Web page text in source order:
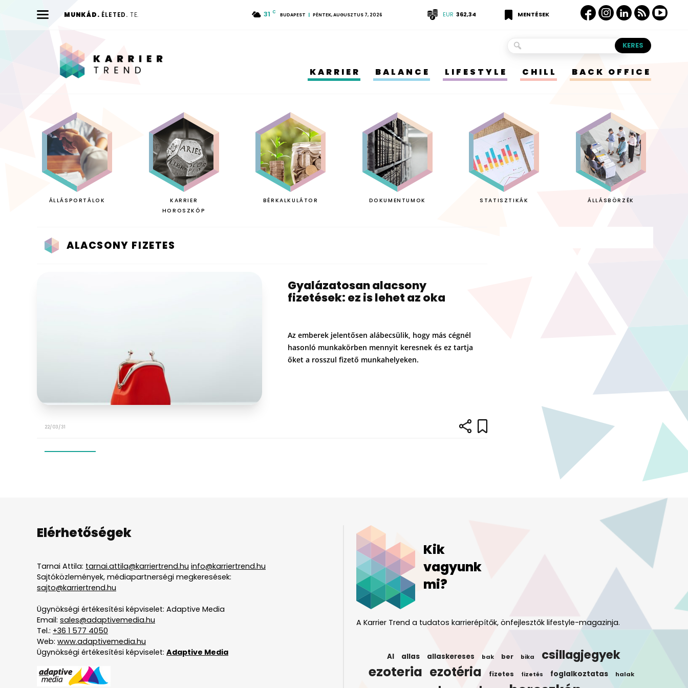
MUNKÁD. ÉLETED. TE. 31 C BUDAPEST PÉNTEK, AUGUSZTUS 7, 2026 EUR 362,34 MENTÉSEK
KARRIER BALANCE LIFESTYLE CHILL BACK OFFICE
ÁLLÁSPORTÁLOK
KARRIER
HOROSZKÓP
BÉRKALKULÁTOR DOKUMENTUMOK STATISZTIKÁK ÁLLÁSBÖRZÉK
ALACSONY FIZETES
Gyalázatosan alacsony
fizetések: ez is lehet az oka
Az emberek jelentősen alábecsülik, hogy más cégnél
hasonló munkakörben mennyit keresnek és ez tartja
őket a rosszul fizető munkahelyeken.
22/03/31
Elérhetőségek
Tarnai Attila: tarnai.attila@karriertrend.hu info@karriertrend.hu
Sajtóközlemények, médiapartnerségi megkeresések:
sajto@karriertrend.hu
Ügynökségi értékesítési képviselet: Adaptive Media
Email: sales@adaptivemedia.hu
Tel.: +36 1 577 4050
Web: www.adaptivemedia.hu
Ügynökségi értékesítési képviselet: Adaptive Media
Kik
vagyunk
mi?
A Karrier Trend a tudatos karrierépítők, önfejlesztők lifestyle-magazinja.
AI allas allaskereses bak ber bika csillagjegyek
ezoteria ezotéria fizetes fizetés foglalkoztatas halak